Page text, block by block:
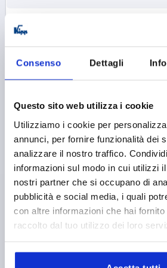
Consenso Dettagli
Questo sito web utilizza i cookie
Utilizziamo i cookie per
annunci, per fornire funzionalità dei
analizzare il nostro traffico.
informazioni sul modo in cui utilizzi
nostri partner che si occupano di
pubblicità e social media, i quali
con altre informazioni che hai
raccolto dal tuo utilizzo dei loro
K1049 C
CLAMPING ANGLE WITH
36X32X36, FORM:C ZINC,
FOR SLOT=8 D=20 LENGTH=36
VERSION 1=WITH ECCENTRIC
A2=4
A3=7,5 WIDTH=32
L1=52,3
T=6
CLAMPING FORCE F
HAND FORCE FH N=100